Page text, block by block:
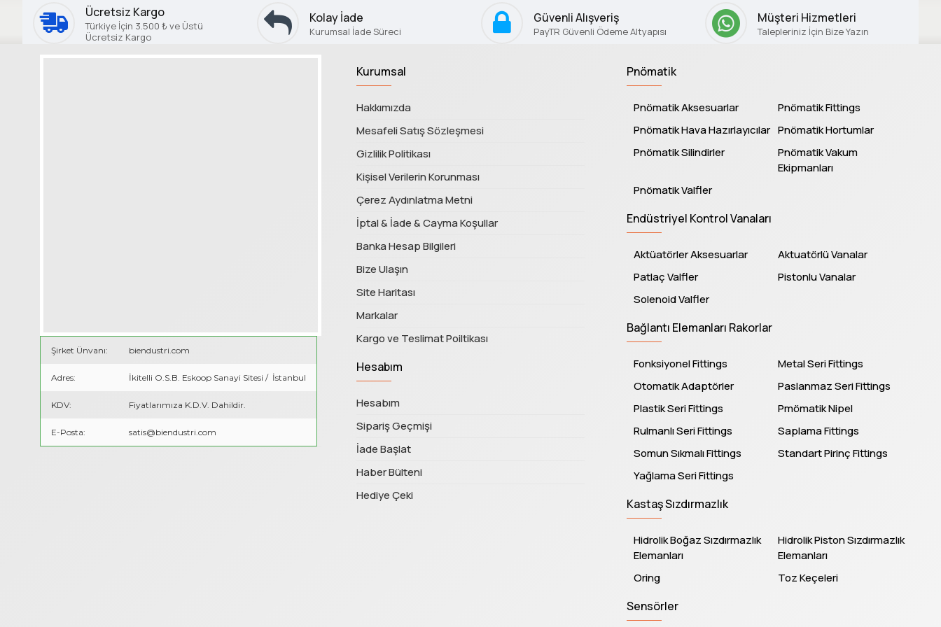
Ücretsiz Kargo
Türkiye İçin 3.500 ₺ ve Üstü
Ücretsiz Kargo
Kolay İade
Kurumsal İade Süreci
Güvenli Alışveriş
PayTR Güvenli Ödeme Altyapısı
Müşteri Hizmetleri
Talepleriniz İçin Bize Yazın
Şirket Ünvanı: biendustri.com
Adres: İkitelli O.S.B. Eskoop Sanayi Sitesi / İstanbul
KDV: Fiyatlarımıza K.D.V. Dahildir.
E-Posta: satis@biendustri.com
Kurumsal
Hakkımızda
Mesafeli Satış Sözleşmesi
Gizlilik Politikası
Kişisel Verilerin Korunması
Çerez Aydınlatma Metni
İptal & İade & Cayma Koşullar
Banka Hesap Bilgileri
Bize Ulaşın
Site Haritası
Markalar
Kargo ve Teslimat Poiltikası
Hesabım
Hesabım
Sipariş Geçmişi
İade Başlat
Haber Bülteni
Hediye Çeki
Pnömatik
Pnömatik Aksesuarlar
Pnömatik Fittings
Pnömatik Hava Hazırlayıcılar Pnömatik Hortumlar
Pnömatik Silindirler
Pnömatik Vakum
Ekipmanları
Pnömatik Valfler
Endüstriyel Kontrol Vanaları
Aktüatörler Aksesuarlar
Aktuatörlü Vanalar
Patlaç Valfler
Pistonlu Vanalar
Solenoid Valfler
Bağlantı Elemanları Rakorlar
Fonksiyonel Fittings
Metal Seri Fittings
Otomatik Adaptörler
Paslanmaz Seri Fittings
Plastik Seri Fittings
Pmömatik Nipel
Rulmanlı Seri Fittings
Saplama Fittings
Somun Sıkmalı Fittings
Standart Pirinç Fittings
Yağlama Seri Fittings
Kastaş Sızdırmazlık
Hidrolik Boğaz Sızdırmazlık
Elemanları
Hidrolik Piston Sızdırmazlık
Elemanları
Oring
Toz Keçeleri
Sensörler